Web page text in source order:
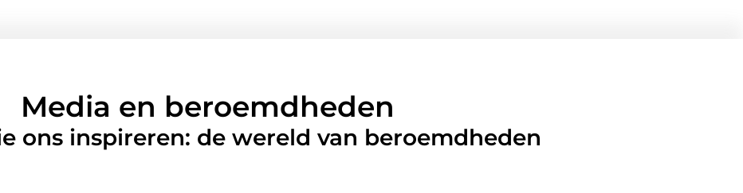
Media en beroemdheden
ons inspireren: de wereld van beroemdheden